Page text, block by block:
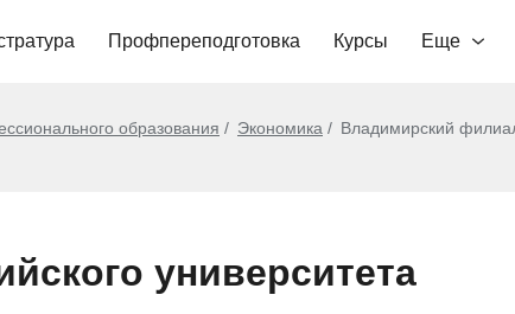
Профпереподготовка Курсы Еще
образования Экономика
Владимирский
университета